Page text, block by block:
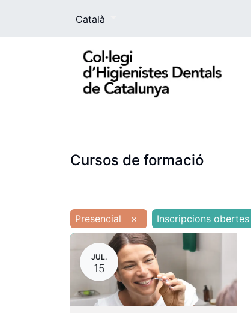
Català
Cursos de formació
Presencial × Inscripcions obertes
JUL.
15